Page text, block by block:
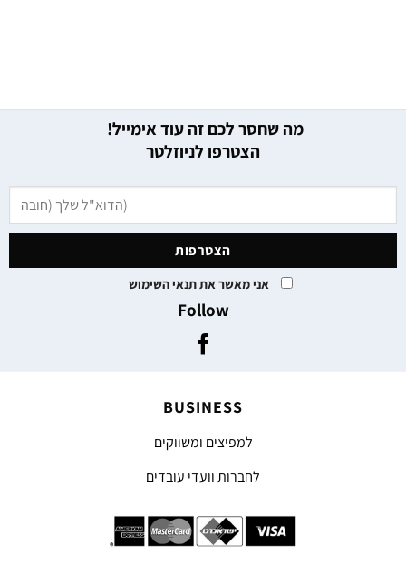
מה שחסר לכם זה עוד אימייל!
הצטרפו לניוזלטר
אני מאשר את תנאי השימוש
Follow
BUSINESS
למפיצים ומשווקים
לחברות וועדי עובדים